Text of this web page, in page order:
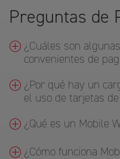
Preguntas de
¿Cuáles son
convenientes de
¿Por qué hay un
el uso de tarjetas
¿Qué es un Mobile
¿Cómo funciona